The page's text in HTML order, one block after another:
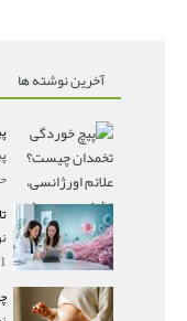
آخرین نوشته ها
1 روز قبل